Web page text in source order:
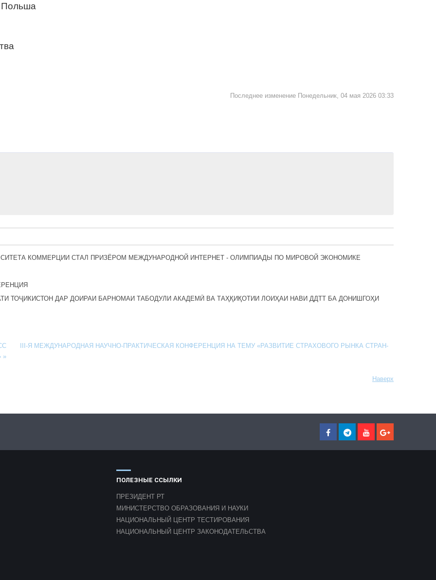
Польша
Последнее изменение Понедельник, 04 мая 2026 03:33
КОММЕРЦИИ СТАЛ ПРИЗЁРОМ МЕЖДУНАРОДНОЙ ИНТЕРНЕТ - ОЛИМПИАДЫ ПО МИРОВОЙ ЭКОНОМИКЕ
ТОҶИКИСТОН ДАР ДОИРАИ БАРНОМАИ ТАБОДУЛИ АКАДЕМӢ ВА ТАҲҚИҚОТИИ ЛОИҲАИ НАВИ ДДТТ БА ДОНИШГОҲИ
III-Я МЕЖДУНАРОДНАЯ НАУЧНО-ПРАКТИЧЕСКАЯ КОНФЕРЕНЦИЯ НА ТЕМУ «РАЗВИТИЕ СТРАХОВОГО РЫНКА СТРАН-
»
Наверх
ПОЛЕЗНЫЕ ССЫЛКИ
ПРЕЗИДЕНТ РТ
МИНИСТЕРСТВО ОБРАЗОВАНИЯ И НАУКИ
НАЦИОНАЛЬНЫЙ ЦЕНТР ТЕСТИРОВАНИЯ
НАЦИОНАЛЬНЫЙ ЦЕНТР ЗАКОНОДАТЕЛЬСТВА